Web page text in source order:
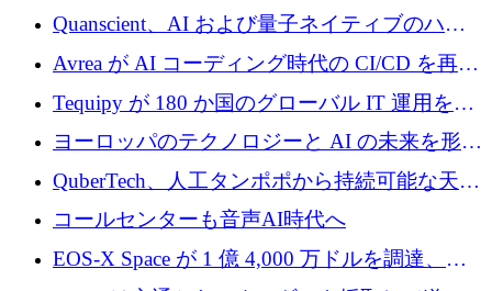
を拡大するためにシリーズ A で 2,000 万ドル
を調達
Quanscient、AI および量子ネイティブのハー
ドウェア エンジニアリングを推進するために
1,000 万ユーロを調達
Avrea が AI コーディング時代の CI/CD を再発
明するために 470 万ドルをかけてステルスか
ら浮上
Tequipy が 180 か国のグローバル IT 運用を自
動化するために 300 万ユーロ以上を調達
ヨーロッパのテクノロジーと AI の未来を形作
る: イノベーション リーダーが Nexus
Luxembourg 2026 に集まる理由
QuberTech、人工タンポポから持続可能な天然
ゴムを開発するために 340 万ポンドを調達
コールセンターも音声AI時代へ
EOS-X Space が 1 億 4,000 万ドルを調達、